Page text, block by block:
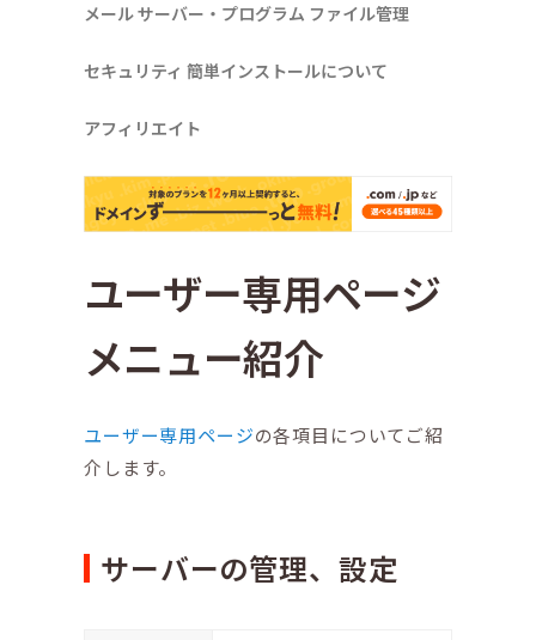
メールサーバー・プログラム ファイル管理
セキュリティ 簡単インストールについて
アフィリエイト
ユーザー専用ページ
メニュー紹介
ユーザー専用ページの各項目についてご紹
介します。
サーバーの管理、設定